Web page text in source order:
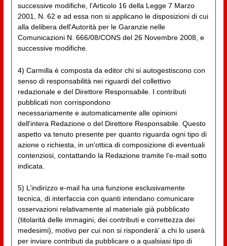
successive modifiche, l’Articolo 16 della Legge 7 Marzo
2001, N. 62 e ad essa non si applicano le disposizioni di cui
alla delibera dell'Autorità per le Garanzie nelle
Comunicazioni N. 666/08/CONS del 26 Novembre 2008, e
successive modifiche.
4) Carmilla è composta da editor chi si autogestiscono con
senso di responsabilità nei riguardi del collettivo
redazionale e del Direttore Responsabile. I contributi
pubblicati non corrispondono
necessariamente e automaticamente alle opinioni
dell'intera Redazione o del Direttore Responsabile. Questo
aspetto va tenuto presente per quanto riguarda ogni tipo di
azione o richiesta, in un'ottica di composizione di eventuali
contenziosi, contattando la Redazione tramite l'e-mail sotto
indicata.
5) L’indirizzo e-mail ha una funzione esclusivamente
tecnica, di interfaccia con quanti intendano comunicare
osservazioni relativamente al materiale già pubblicato
(titolarità delle immagini, dei contributi e correttezza dei
medesimi), motivo per cui non si risponderà' a chi lo userà
per inviare contributi da pubblicare o a qualsiasi tipo di